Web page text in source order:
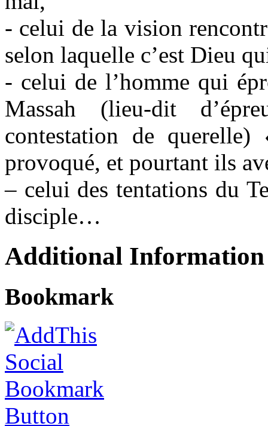
- celui de la vision
selon laquelle c’est Dieu
- celui de l’homme qui
Massah (lieu-dit
contestation de
provoqué, et pourtant ils
– celui des tentations du
disciple…
Additional Information
Bookmark